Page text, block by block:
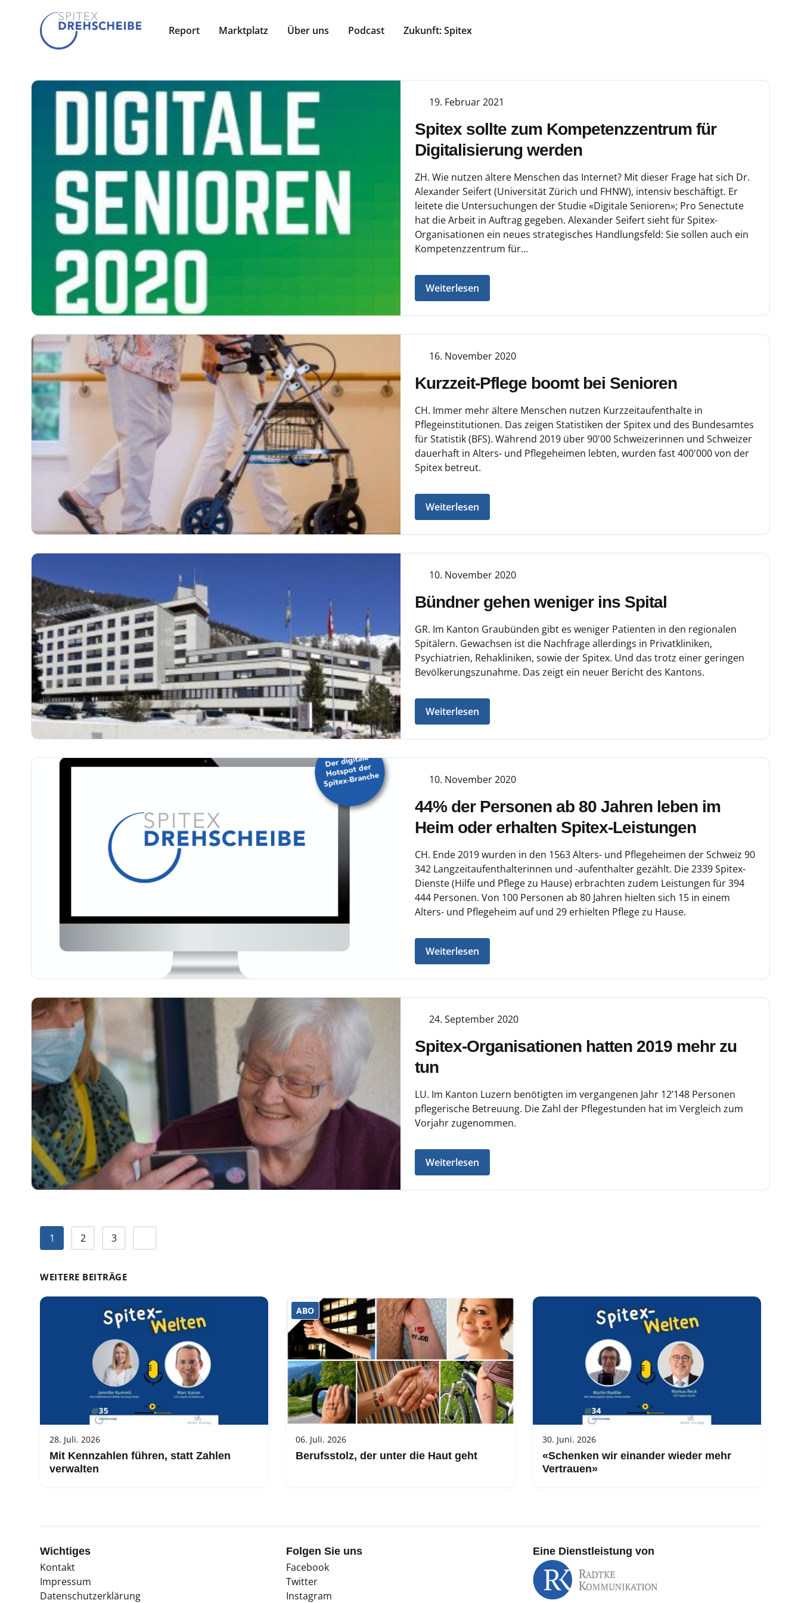
Report Marktplatz Über uns Podcast Zukunft: Spitex
19. Februar 2021
Spitex sollte zum Kompetenzzentrum für
Digitalisierung werden
ZH. Wie nutzen ältere Menschen das Internet? Mit dieser Frage hat sich Dr.
Alexander Seifert (Universität Zürich und FHNW), intensiv beschäftigt. Er
leitete die Untersuchungen der Studie «Digitale Senioren»; Pro Senectute
hat die Arbeit in Auftrag gegeben. Alexander Seifert sieht für Spitex-
Organisationen ein neues strategisches Handlungsfeld: Sie sollen auch ein
Kompetenzzentrum für...
Weiterlesen
16. November 2020
Kurzzeit-Pflege boomt bei Senioren
CH. Immer mehr ältere Menschen nutzen Kurzzeitaufenthalte in
Pflegeinstitutionen. Das zeigen Statistiken der Spitex und des Bundesamtes
für Statistik (BFS). Während 2019 über 90'00 Schweizerinnen und Schweizer
dauerhaft in Alters- und Pflegeheimen lebten, wurden fast 400'000 von der
Spitex betreut.
Weiterlesen
10. November 2020
Bündner gehen weniger ins Spital
GR. Im Kanton Graubünden gibt es weniger Patienten in den regionalen
Spitälern. Gewachsen ist die Nachfrage allerdings in Privatkliniken,
Psychiatrien, Rehakliniken, sowie der Spitex. Und das trotz einer geringen
Bevölkerungszunahme. Das zeigt ein neuer Bericht des Kantons.
Weiterlesen
10. November 2020
44% der Personen ab 80 Jahren leben im
Heim oder erhalten Spitex-Leistungen
CH. Ende 2019 wurden in den 1563 Alters- und Pflegeheimen der Schweiz 90
342 Langzeitaufenthalterinnen und -aufenthalter gezählt. Die 2339 Spitex-
Dienste (Hilfe und Pflege zu Hause) erbrachten zudem Leistungen für 394
444 Personen. Von 100 Personen ab 80 Jahren hielten sich 15 in einem
Alters- und Pflegeheim auf und 29 erhielten Pflege zu Hause.
Weiterlesen
24. September 2020
Spitex-Organisationen hatten 2019 mehr zu
tun
LU. Im Kanton Luzern benötigten im vergangenen Jahr 12’148 Personen
pflegerische Betreuung. Die Zahl der Pflegestunden hat im Vergleich zum
Vorjahr zugenommen.
Weiterlesen
1 2 3
WEITERE BEITRÄGE
28. Juli. 2026
Mit Kennzahlen führen, statt Zahlen
verwalten
ABO
06. Juli. 2026
Berufsstolz, der unter die Haut geht
30. Juni. 2026
«Schenken wir einander wieder mehr
Vertrauen»
Wichtiges
Kontakt
Impressum
Datenschutzerklärung
Folgen Sie uns
Facebook
Twitter
Instagram
Eine Dienstleistung von